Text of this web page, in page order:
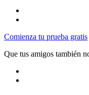
Comienza tu prueba gratis
Que tus amigos también